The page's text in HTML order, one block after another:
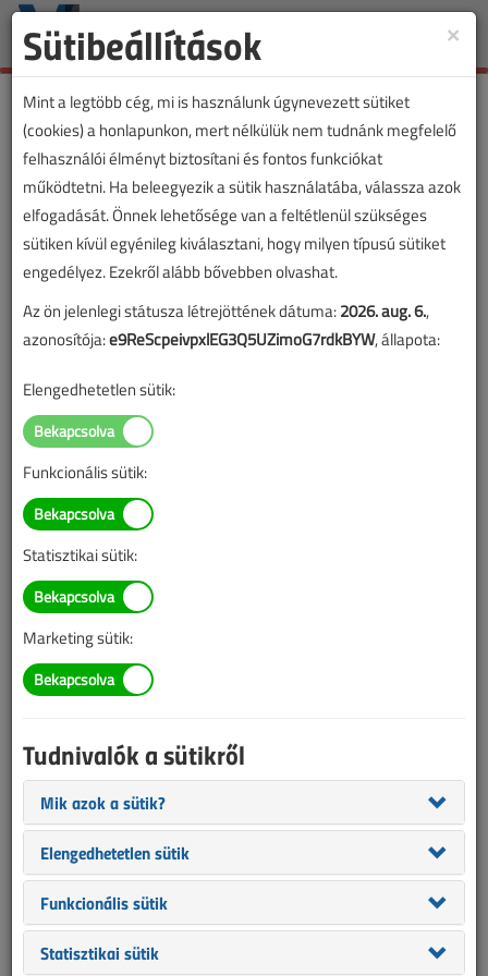
Toggle
A rendkívüli időjárás hatása
az átviteli és elosztó
hálózatokon
2016. október 11. |
Az alábbi tartalom archív, 10 éve frissült utoljára. A cikkben
tartalom helyenként hiányos lehet (képek, táblázatok stb.).
×
Sütibeállítások
Mint a legtöbb cég, mi is használunk úgynevezett sütiket
(cookies) a honlapunkon, mert nélkülük nem tudnánk megfelelő
felhasználói élményt biztosítani és fontos funkciókat
működtetni. Ha beleegyezik a sütik használatába, válassza azok
elfogadását. Önnek lehetősége van a feltétlenül szükséges
sütiken kívül egyénileg kiválasztani, hogy milyen típusú sütiket
engedélyez. Ezekről alább bővebben olvashat.
Az ön jelenlegi státusza létrejöttének dátuma:2026. aug. 6.,
azonosítója:e9ReScpeivpxlEG3Q5UZimoG7rdkBYW, állapota:
Elengedhetetlen sütik:
Funkcionális sütik:
Statisztikai sütik:
Marketing sütik:
Tudnivalók a sütikről
Mik azok a sütik?
Elengedhetetlen sütik
Funkcionális sütik
Statisztikai sütik